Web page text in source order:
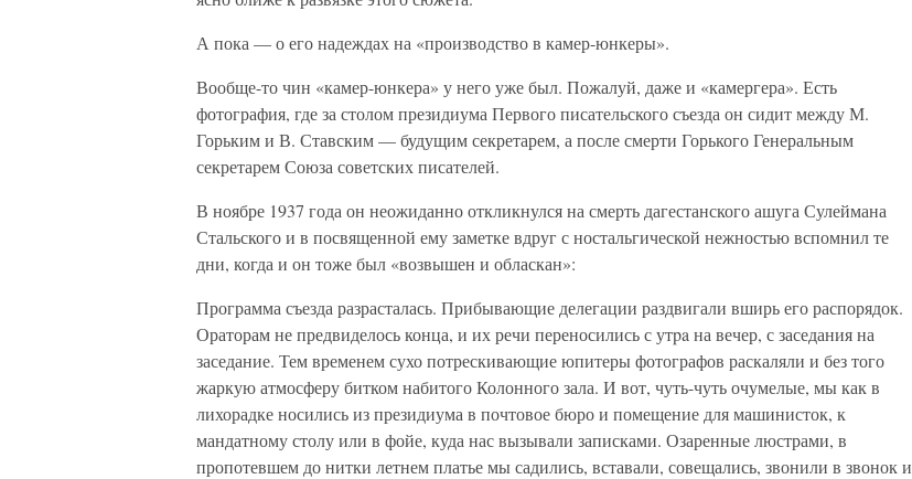
А пока — о его надеждах на «производство в камер-юнкеры».
Вообще-то чин «камер-юнкера» у него уже был. Пожалуй, даже и «камергера». Есть
фотография, где за столом президиума Первого писательского съезда он сидит между М.
Горьким и В. Ставским — будущим секретарем, а после смерти Горького Генеральным
секретарем Союза советских писателей.
В ноябре 1937 года он неожиданно откликнулся на смерть дагестанского ашуга Сулеймана
Стальского и в посвященной ему заметке вдруг с ностальгической нежностью вспомнил те
дни, когда и он тоже был «возвышен и обласкан»:
Программа съезда разрасталась. Прибывающие делегации раздвигали вширь его распорядок.
Ораторам не предвиделось конца, и их речи переносились с утpa на вечер, с заседания на
заседание. Тем временем сухо потрескивающие юпитеры фотографов раскаляли и без того
жаркую атмосферу битком набитого Колонного зала. И вот, чуть-чуть очумелые, мы как в
лихорадке носились из президиума в почтовое бюро и помещение для машинисток, к
мандатному столу или в фойе, куда нас вызывали записками. Озаренные люстрами, в
пропотевшем до нитки летнем платье мы садились, вставали, совещались, звонили в звонок и